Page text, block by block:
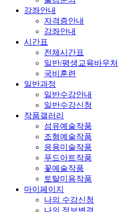
강좌안내
자격증안내
강좌안내
시간표
전체시간표
일반/평생교육바우처
국비훈련
일반과정
일반수강안내
일반수강신청
작품갤러리
섬유예술작품
조형예술작품
응용미술작품
푸드아트작품
꽃예술작품
토탈미용작품
마이페이지
나의 수강신청
나의 정보변경